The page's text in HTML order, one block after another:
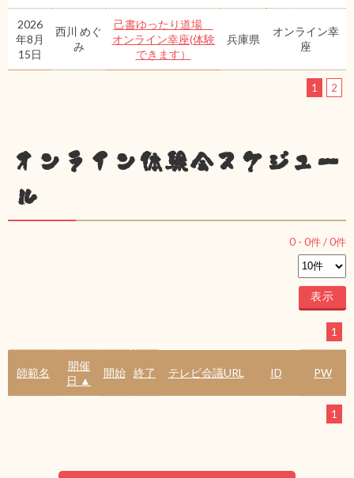
2026
年8月
15日
西川 めぐ
み
己書ゆったり道場
オンライン幸座(体験
できます）
兵庫県
オンライン幸
座
1 2
オンライン体験会スケジュー
ル
0 - 0件 /0件
1
師範名
開催
日 ▲
開始 終了 テレビ会議URL ID PW
1